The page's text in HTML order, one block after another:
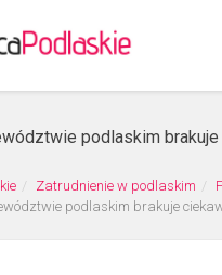
podlaskim
Zatrudnienie w podlaskim
podlaskim brakuje